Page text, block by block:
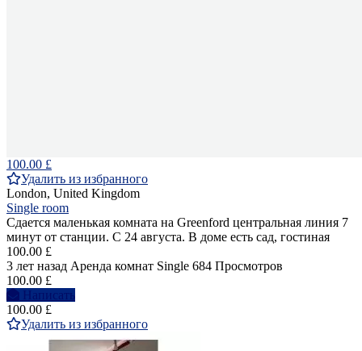
100.00 £
Удалить из избранного
London, United Kingdom
Single room
Сдается маленькая комната на Greenford центральная линия 7
минут от станции. С 24 августа. В доме есть сад, гостиная
100.00 £
3 лет назад Аренда комнат Single 684 Просмотров
100.00 £
Написать
100.00 £
Удалить из избранного